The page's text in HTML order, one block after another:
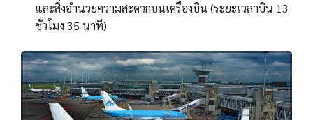
และสิ่งอํานวยความสะดวกบนเครื่องบิน (ระยะเวลาบิน 13
ชั่วโมง 35 นาที)